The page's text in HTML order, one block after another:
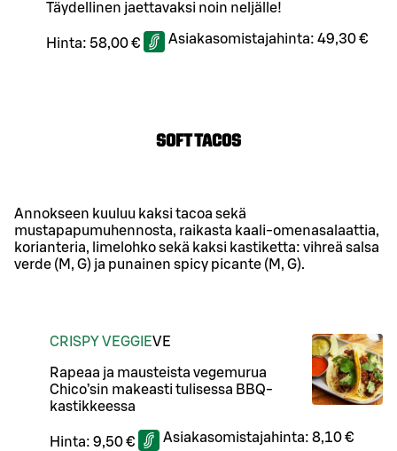
Täydellinen jaettavaksi noin neljälle!
Hinta: 58,00 € Asiakasomistajahinta: 49,30 €
SOFT TACOS
Annokseen kuuluu kaksi tacoa sekä
mustapapumuhennosta, raikasta kaali-omenasalaattia,
korianteria, limelohko sekä kaksi kastiketta: vihreä salsa
verde (M, G) ja punainen spicy picante (M, G).
CRISPY VEGGIEVE
Rapeaa ja mausteista vegemurua
Chico’sin makeasti tulisessa BBQ-
kastikkeessa
Hinta: 9,50 € Asiakasomistajahinta: 8,10 €